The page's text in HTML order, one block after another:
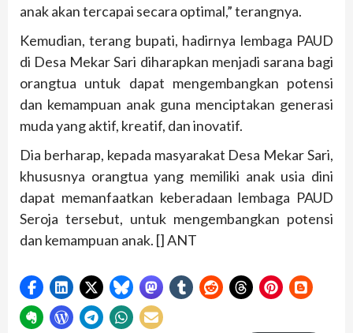
anak akan tercapai secara optimal,” terangnya.
Kemudian, terang bupati, hadirnya lembaga PAUD
di Desa Mekar Sari diharapkan menjadi sarana bagi
orangtua untuk dapat mengembangkan potensi
dan kemampuan anak guna menciptakan generasi
muda yang aktif, kreatif, dan inovatif.
Dia berharap, kepada masyarakat Desa Mekar Sari,
khususnya orangtua yang memiliki anak usia dini
dapat memanfaatkan keberadaan lembaga PAUD
Seroja tersebut, untuk mengembangkan potensi
dan kemampuan anak. [] ANT